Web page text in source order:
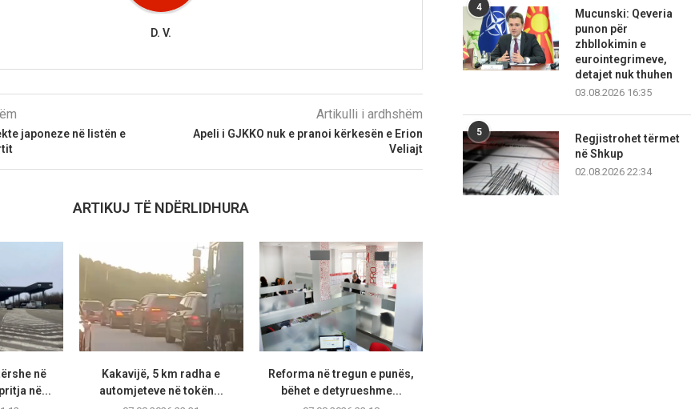
D. V.
japoneze në listën e
Artikulli i ardhshëm
Apeli i GJKKO nuk e pranoi kërkesën e Erion
Veliajt
ARTIKUJ TË NDËRLIDHURA
në
në...
Kakavijë, 5 km radha e
automjeteve në tokën...
Reforma në tregun e punës,
bëhet e detyrueshme...
4
Mucunski: Qeveria
punon për
zhbllokimin e
eurointegrimeve,
detajet nuk thuhen
03.08.2026 16:35
5
Regjistrohet tërmet
në Shkup
02.08.2026 22:34